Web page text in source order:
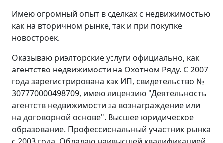
Имею огромный опыт в сделках с недвижимостью
как на вторичном рынке, так и при покупке
новостроек.
Оказываю риэлторские услуги официально, как
агентство недвижимости на Охотном Ряду. С 2007
года зарегистрирована как ИП, свидетельство №
307770000498709, имею лицензию "Деятельность
агентств недвижимости за вознаграждение или
на договорной основе". Высшее юридическое
образование. Профессиональный участник рынка